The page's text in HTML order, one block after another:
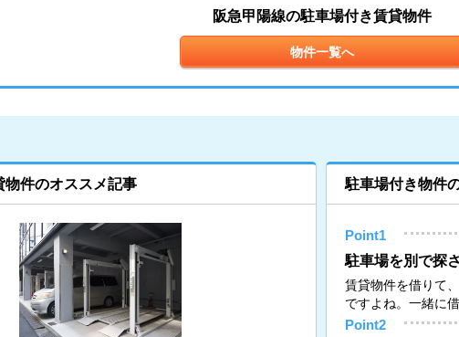
阪急甲陽線の駐車場付き賃貸物件
物件一覧へ
物件のオススメ記事 駐車場付き物件
Point1
駐車場を別で探
賃貸物件を借りて
ですよね。一緒に
Point2